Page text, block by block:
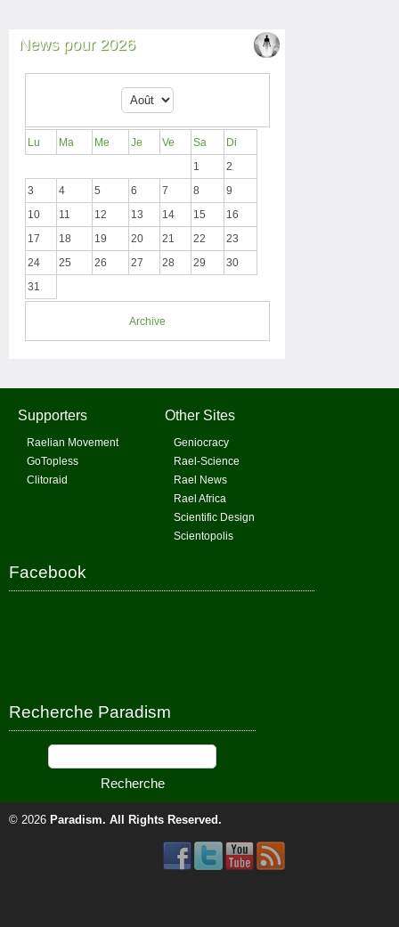
News pour 2026
Lu Ma Me Je Ve Sa
Di
1
2
3
4 5 6 7 8
9
10
11 12 13 14 15
16
17
18 19 20 21 22
23
24
25 26 27 28 29
30
31
Archive
Supporters
Raelian Movement
GoTopless
Clitoraid
Other Sites
Geniocracy
Rael-Science
Rael News
Rael Africa
Scientific Design
Scientopolis
Facebook
Recherche Paradism
© 2026 Paradism. All Rights Reserved.